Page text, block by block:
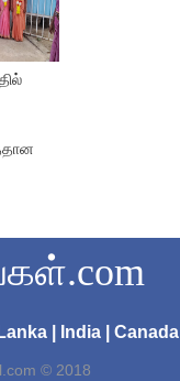
| India | Canada
© 2018